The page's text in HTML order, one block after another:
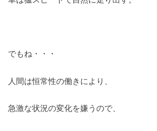
でもね・・・
人間は恒常性の働きにより、
急激な状況の変化を嫌うので、